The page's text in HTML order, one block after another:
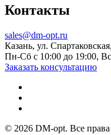
Контакты
sales@dm-opt.ru
Казань, ул.
Пн-Сб с 10:00 до 19:00,
Заказать консультацию
© 2026 DM-opt. Все